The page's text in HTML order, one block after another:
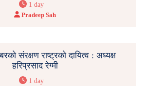
1 day
Pradeep Sah
संरक्षण राष्ट्रको दायित्व : अध्यक्ष
हरिप्रसाद रेग्मी
1 day